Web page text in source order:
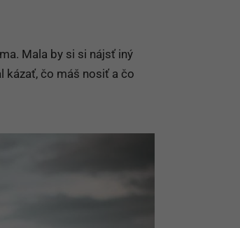
Mala by si si nájsť iný
kázať, čo máš nosiť a čo